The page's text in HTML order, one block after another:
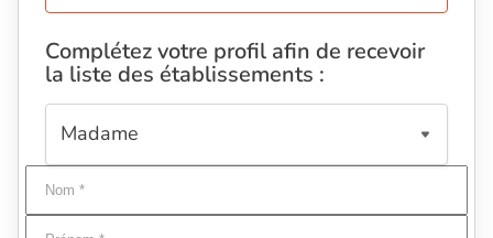
Complétez votre profil afin de recevoir
la liste des établissements :